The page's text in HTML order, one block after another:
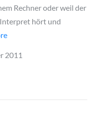
Rechner oder weil der
hört und
2011